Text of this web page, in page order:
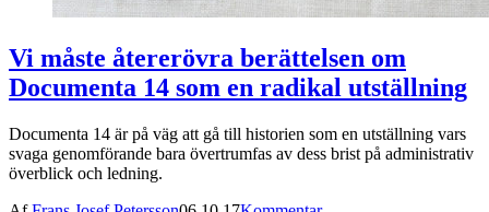
Vi måste återerövra berättelsen om
Documenta 14 som en radikal utställning
Documenta 14 är på väg att gå till historien som en utställning vars
svaga genomförande bara övertrumfas av dess brist på administrativ
överblick och ledning.